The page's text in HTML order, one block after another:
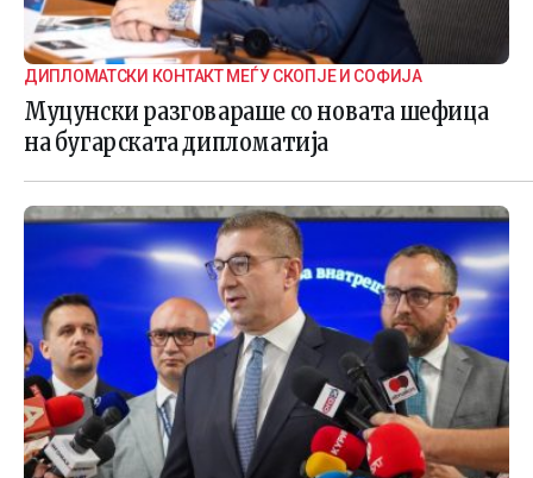
ДИПЛОМАТСКИ КОНТАКТ МЕЃУ СКОПЈЕ И СОФИЈА
Муцунски разговараше со новата шефица
на бугарската дипломатија